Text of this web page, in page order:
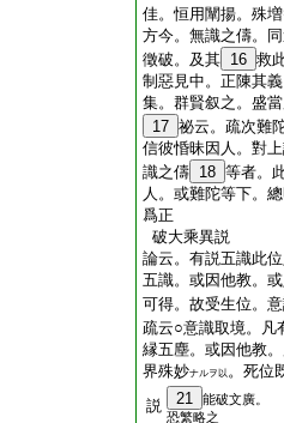
佳。恒用闡揚。殊
方今。無識之儔。
徵破。及其 16 救
制惡見中。正陳其
集。群賢叙之。盛
17 祕云。疏次難
信彼惛昧因人。對
識之儔 18 等者。
人。或難陀等下。
爲正
破大乘異説
論云。有説五識此
五識。或因他教。
可得。故受生位。
疏云○意識取境。凡
縁五塵。或因他教
界殊妙ナルヲ以。死位
説
21
能破文廣。
恐繁略之